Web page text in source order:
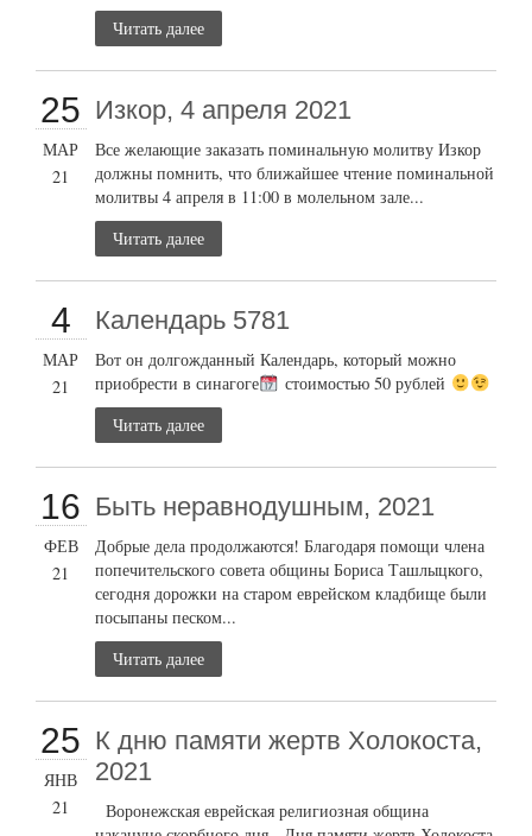
Читать далее
25
МАР
21
Изкор, 4 апреля 2021
Все желающие заказать поминальную молитву Изкор
должны помнить, что ближайшее чтение поминальной
молитвы 4 апреля в 11:00 в молельном зале...
Читать далее
4
МАР
21
Календарь 5781
Вот он долгожданный Календарь, который можно
приобрести в синагоге
стоимостью 50 рублей
Читать далее
16
ФЕВ
21
Быть неравнодушным, 2021
Добрые дела продолжаются! Благодаря помощи члена
попечительского совета общины Бориса Ташлыцкого,
сегодня дорожки на старом еврейском кладбище были
посыпаны песком...
Читать далее
25
ЯНВ
21
К дню памяти жертв Холокоста,
2021
Воронежская еврейская религиозная община